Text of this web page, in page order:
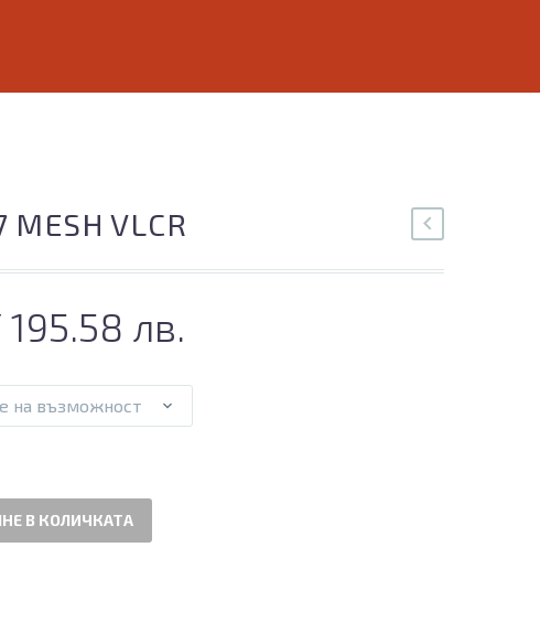
VLCR
лв.
на възможност
В КОЛИЧКАТА